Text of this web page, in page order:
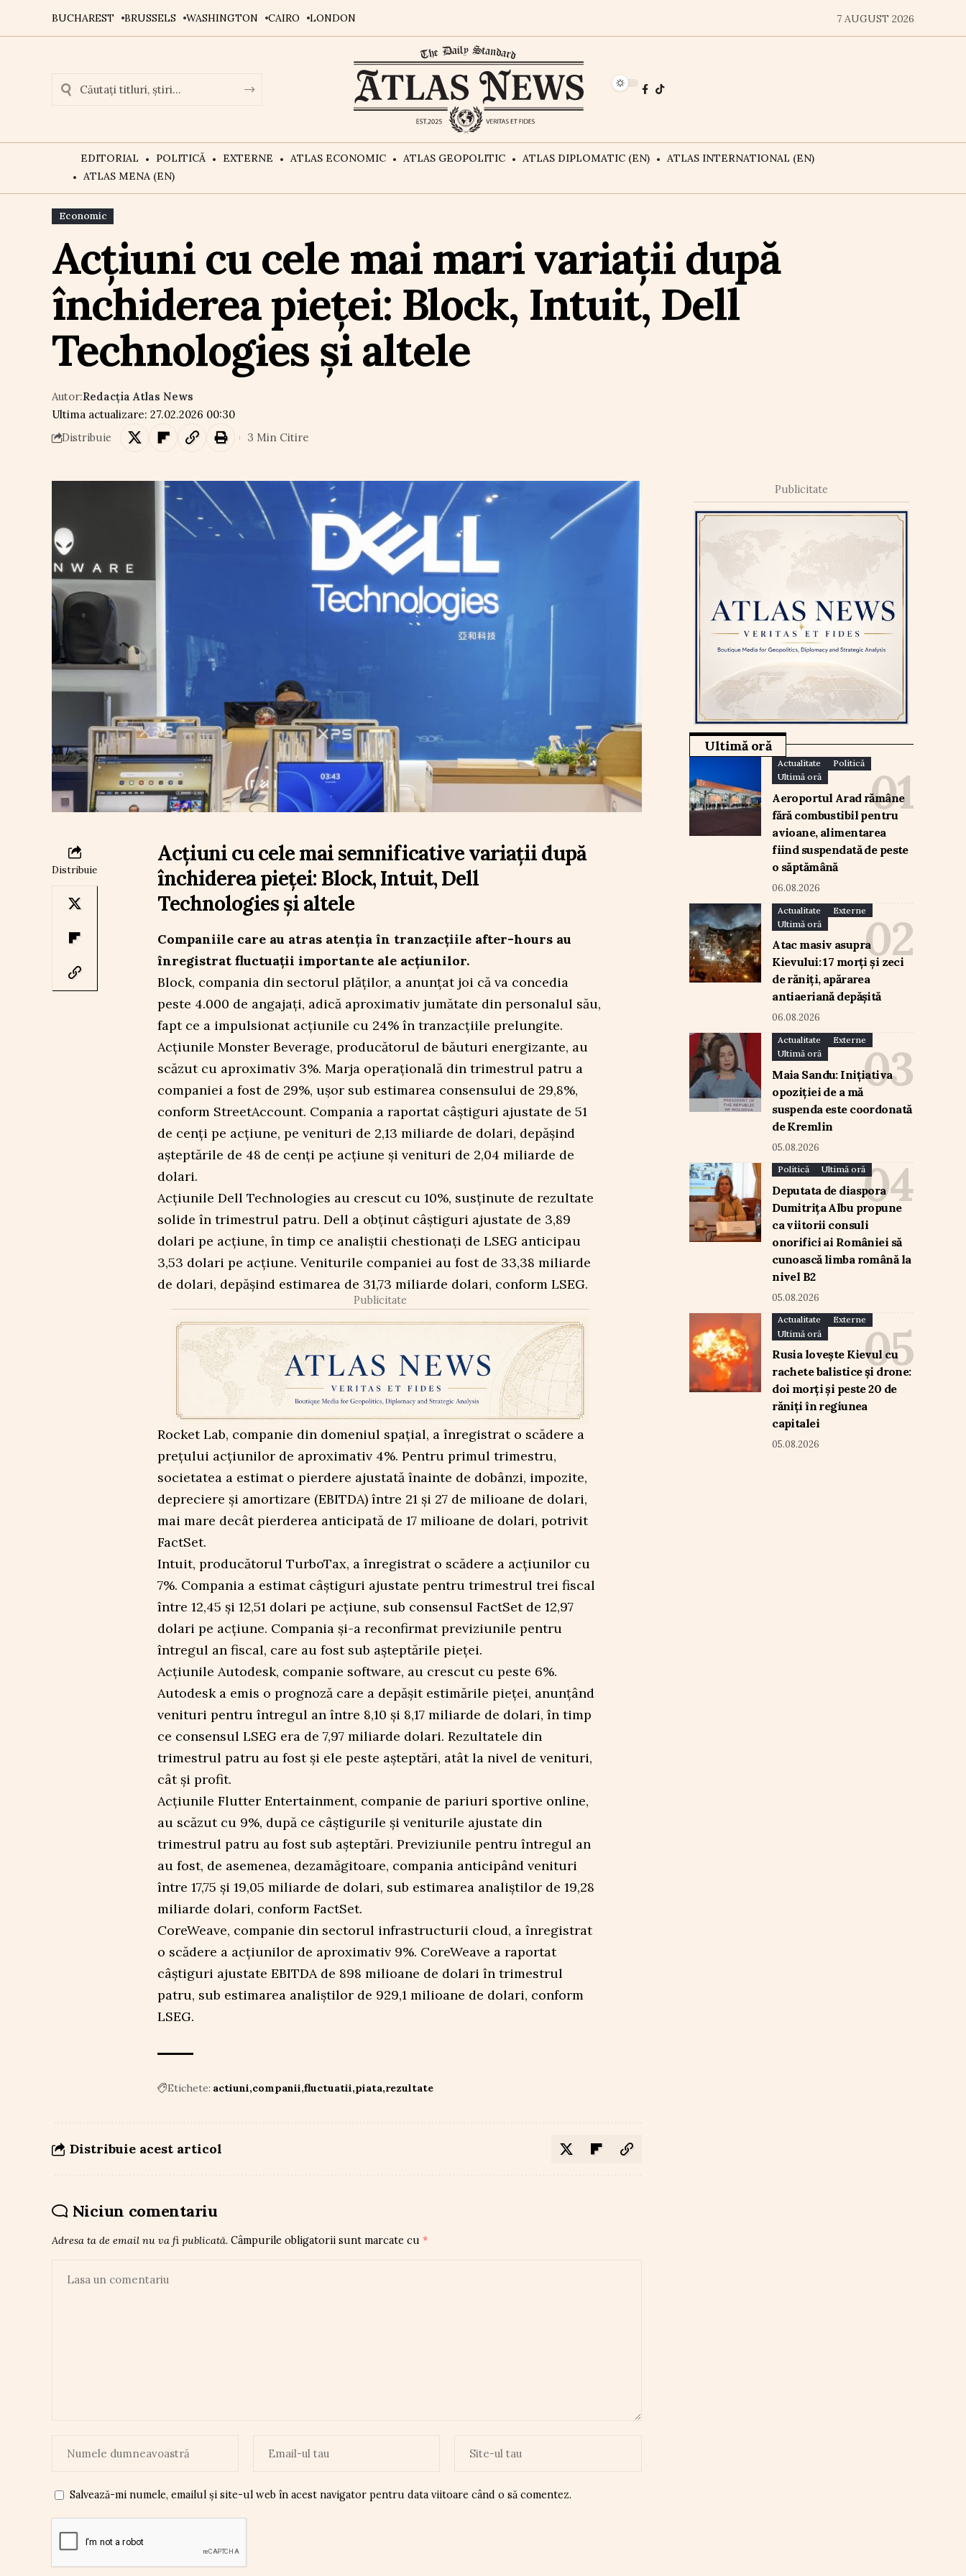
BUCHAREST BRUSSELS WASHINGTON CAIRO LONDON 7 AUGUST 2026
EDITORIAL POLITICĂ EXTERNE ATLAS ECONOMIC ATLAS GEOPOLITIC ATLAS DIPLOMATIC (EN)
ATLAS INTERNATIONAL (EN)
ATLAS MENA (EN)
Economic
Acțiuni cu cele mai mari variații după
închiderea pieței: Block, Intuit, Dell
Technologies și altele
Ultima actualizare: 27.02.2026 00:30
Autor:Redacția Atlas News
Distribuie 3 Min Citire
Distribuie
Acțiuni cu cele mai semnificative variații după
închiderea pieței: Block, Intuit, Dell
Technologies și altele
Companiile care au atras atenția în tranzacțiile after-hours au
înregistrat fluctuații importante ale acțiunilor.
Block, compania din sectorul plăților, a anunțat joi că va concedia
peste 4.000 de angajați, adică aproximativ jumătate din personalul său,
fapt ce a impulsionat acțiunile cu 24% în tranzacțiile prelungite.
Acțiunile Monster Beverage, producătorul de băuturi energizante, au
scăzut cu aproximativ 3%. Marja operațională din trimestrul patru a
companiei a fost de 29%, ușor sub estimarea consensului de 29,8%,
conform StreetAccount. Compania a raportat câștiguri ajustate de 51
de cenți pe acțiune, pe venituri de 2,13 miliarde de dolari, depășind
așteptările de 48 de cenți pe acțiune și venituri de 2,04 miliarde de
dolari.
Acțiunile Dell Technologies au crescut cu 10%, susținute de rezultate
solide în trimestrul patru. Dell a obținut câștiguri ajustate de 3,89
dolari pe acțiune, în timp ce analiștii chestionați de LSEG anticipau
3,53 dolari pe acțiune. Veniturile companiei au fost de 33,38 miliarde
de dolari, depășind estimarea de 31,73 miliarde dolari, conform LSEG.
Publicitate
Rocket Lab, companie din domeniul spațial, a înregistrat o scădere a
prețului acțiunilor de aproximativ 4%. Pentru primul trimestru,
societatea a estimat o pierdere ajustată înainte de dobânzi, impozite,
depreciere și amortizare (EBITDA) între 21 și 27 de milioane de dolari,
mai mare decât pierderea anticipată de 17 milioane de dolari, potrivit
FactSet.
Intuit, producătorul TurboTax, a înregistrat o scădere a acțiunilor cu
7%. Compania a estimat câștiguri ajustate pentru trimestrul trei fiscal
între 12,45 și 12,51 dolari pe acțiune, sub consensul FactSet de 12,97
dolari pe acțiune. Compania și-a reconfirmat previziunile pentru
întregul an fiscal, care au fost sub așteptările pieței.
Acțiunile Autodesk, companie software, au crescut cu peste 6%.
Autodesk a emis o prognoză care a depășit estimările pieței, anunțând
venituri pentru întregul an între 8,10 și 8,17 miliarde de dolari, în timp
ce consensul LSEG era de 7,97 miliarde dolari. Rezultatele din
trimestrul patru au fost și ele peste așteptări, atât la nivel de venituri,
cât și profit.
Acțiunile Flutter Entertainment, companie de pariuri sportive online,
au scăzut cu 9%, după ce câștigurile și veniturile ajustate din
trimestrul patru au fost sub așteptări. Previziunile pentru întregul an
au fost, de asemenea, dezamăgitoare, compania anticipând venituri
între 17,75 și 19,05 miliarde de dolari, sub estimarea analiștilor de 19,28
miliarde dolari, conform FactSet.
CoreWeave, companie din sectorul infrastructurii cloud, a înregistrat
o scădere a acțiunilor de aproximativ 9%. CoreWeave a raportat
câștiguri ajustate EBITDA de 898 milioane de dolari în trimestrul
patru, sub estimarea analiștilor de 929,1 milioane de dolari, conform
LSEG.
Etichete: actiuni companii fluctuatii piata rezultate
Distribuie acest articol
Niciun comentariu
Adresa ta de email nu va fi publicată. Câmpurile obligatorii sunt marcate cu *
Salvează-mi numele, emailul și site-ul web în acest navigator pentru data viitoare când o să comentez.
Publicitate
Ultimă oră
Actualitate
Politică
Ultimă oră
Aeroportul Arad rămâne
fără combustibil pentru
avioane, alimentarea
fiind suspendată de peste
o săptămână
06.08.2026
Actualitate
Externe
Ultimă oră
Atac masiv asupra
Kievului: 17 morți și zeci
de răniți, apărarea
antiaeriană depășită
06.08.2026
Actualitate
Externe
Ultimă oră
Maia Sandu: Inițiativa
opoziției de a mă
suspenda este coordonată
de Kremlin
05.08.2026
Politică Ultimă oră
Deputata de diaspora
Dumitrița Albu propune
ca viitorii consuli
onorifici ai României să
cunoască limba română la
nivel B2
05.08.2026
Actualitate
Externe
Ultimă oră
Rusia lovește Kievul cu
rachete balistice și drone:
doi morți și peste 20 de
răniți în regiunea
capitalei
05.08.2026